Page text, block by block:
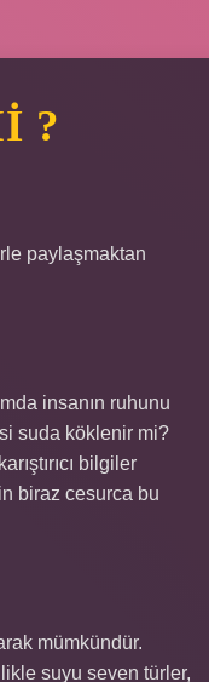
?
paylaşmaktan
insanın ruhunu
suda köklenir mi?
bilgiler
biraz cesurca bu
mümkündür.
suyu seven türler,